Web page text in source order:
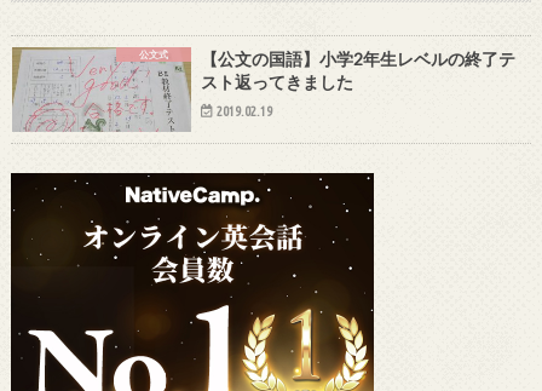
公文式
【公文の国語】小学2年生レベルの終了テ
スト返ってきました
2019.02.19